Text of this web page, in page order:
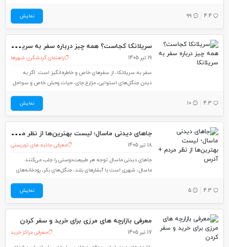
4.4
99 نمایش
سری
لانکا کجاست؟ همه چیز درباره سفر به سریلانکا
19 تیر 1405
راهنمای گردشگری شهرها
سفر به سریلانکا، از سفرهای خاص و خاطره‌انگیز است. اگر به
دیدن جنگل‌های استوایی، مزارع چای، حیات وحش خاص و سواحل
وجود وسعت کم، تنوع بسیاری دارد. در این مطلب از مجله گردشگری
4.3
10 نمایش
جاه
ای دیدنی ماسال؛ لیست بهترین‌ها از نظر مردم + آدرس
18 تیر 1405
معرفی جاذبه های توریستی
جاهای دیدنی ماسال توجه هر طبیعت‌دوستی را جلب می‌کنند.
ماسال، شهری است با آبشارهای بلند، جنگل‌های بکر، رودخانه‌های
ازآنجایی‌که ماسال از مشهورترین مقاصد گردشگری شمال کشور به
های ماسال
4.3
5 نمایش
معرفی بازارچه های مرزی برای خرید و سفر کردن
17 تیر 1405
معرفی مراکز خرید